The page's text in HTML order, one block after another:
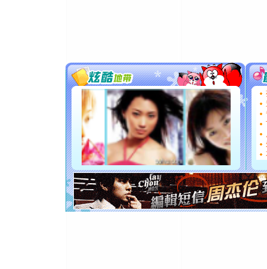
送你一棵
[圣诞节]
你太多，
要平安
[圣诞节]
能正大
都要快乐
[圣诞节]
如意,快
[元旦]看
断电。爱
你是我专
[元旦]如